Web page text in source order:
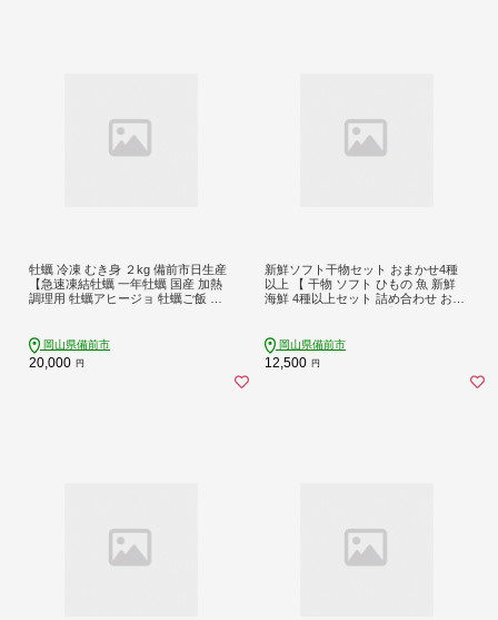
牡蠣 冷凍 むき身 ２kg 備前市日生産
【急速凍結牡蠣 一年牡蠣 国産 加熱
調理用 牡蠣アヒージョ 牡蠣ご飯 カ
初代グランプリ受賞！ 】
岡山県備前市
20,000 円
新鮮ソフト干物セット おまかせ4種
以上 【 干物 ソフト ひもの 魚 新鮮
海鮮 4種以上セット 詰め合わせ おか
岡山県備前市
12,500 円